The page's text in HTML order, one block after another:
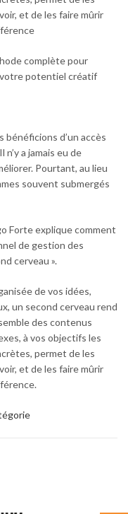
et de les faire mûrir
complète pour
potentiel créatif
bénéficions d’un accès
a jamais eu de
Pourtant, au lieu
souvent submergés
Forte explique comment
de gestion des
cerveau ».
de vos idées,
un second cerveau rend
des contenus
à vos objectifs les
permet de les
et de les faire mûrir